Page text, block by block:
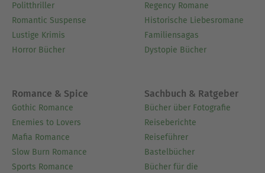
Politthriller
Romantic Suspense
Lustige Krimis
Horror Bücher
Regency Romane
Historische Liebesromane
Familiensagas
Dystopie Bücher
Romance & Spice
Gothic Romance
Enemies to Lovers
Mafia Romance
Slow Burn Romance
Sports Romance
Sachbuch & Ratgeber
Bücher über Fotografie
Reiseberichte
Reiseführer
Bastelbücher
Bücher für die